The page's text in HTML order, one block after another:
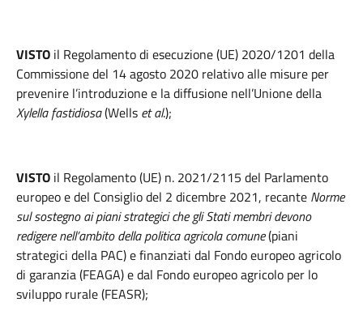
VISTO il Regolamento di esecuzione (UE) 2020/1201 della
Commissione del 14 agosto 2020 relativo alle misure per
prevenire l’introduzione e la diffusione nell’Unione della
Xylella fastidiosa(Wells et al.);
VISTO il Regolamento (UE) n. 2021/2115 del Parlamento
europeo e del Consiglio del 2 dicembre 2021, recante Norme
sul sostegno ai piani strategici che gli Stati membri devono
redigere nell’ambito della politica agricola comune(piani
strategici della PAC) e finanziati dal Fondo europeo agricolo
di garanzia (FEAGA) e dal Fondo europeo agricolo per lo
sviluppo rurale (FEASR);